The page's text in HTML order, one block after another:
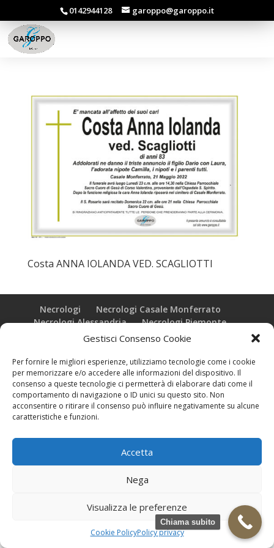
Gestisci Consenso Cookie
Per fornire le migliori esperienze, utilizziamo tecnologie come i cookie
per memorizzare e/o accedere alle informazioni del dispositivo. Il
consenso a queste tecnologie ci permetterà di elaborare dati come il
comportamento di navigazione o ID unici su questo sito. Non
acconsentire o ritirare il consenso può influire negativamente su alcune
caratteristiche e funzioni.
Accetta
Nega
Visualizza le preferenze
Cookie PolicyPolicy privacy
0142944128 garoppo@garoppo.it
Costa ANNA IOLANDA VED. SCAGLIOTTI
Necrologi
Necrologi Casale Monferrato
Necrologi Alessandria
Necrologi Piemonte
Casale Monferrato info@zeropensieri-cloud
Chiama subito